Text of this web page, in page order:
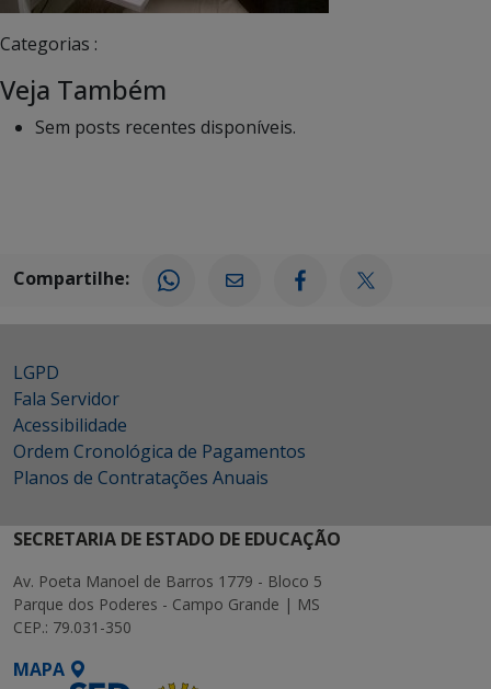
Categorias :
Veja Também
Sem posts recentes disponíveis.
Compartilhe:
LGPD
Fala Servidor
Acessibilidade
Ordem Cronológica de Pagamentos
Planos de Contratações Anuais
SECRETARIA DE ESTADO DE EDUCAÇÃO
Av. Poeta Manoel de Barros 1779 - Bloco 5
Parque dos Poderes - Campo Grande | MS
CEP.: 79.031-350
MAPA